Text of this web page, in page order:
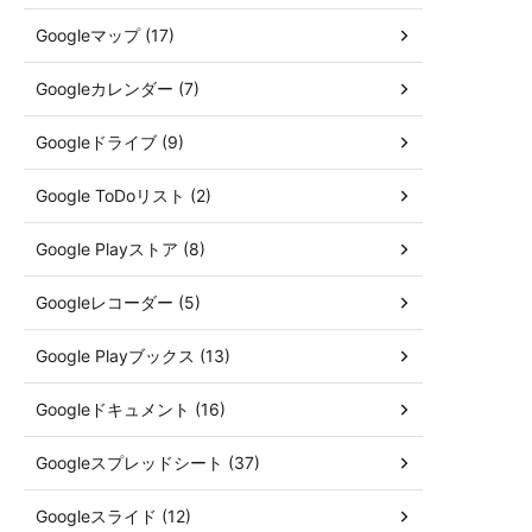
Googleマップ (17)
Googleカレンダー (7)
Googleドライブ (9)
Google ToDoリスト (2)
Google Playストア (8)
Googleレコーダー (5)
Google Playブックス (13)
Googleドキュメント (16)
Googleスプレッドシート (37)
Googleスライド (12)